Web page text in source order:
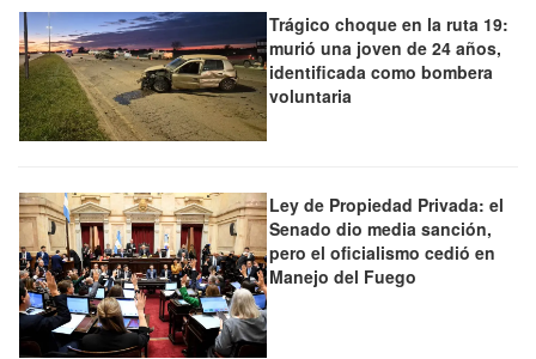
Trágico choque en la ruta 19:
murió una joven de 24 años,
identificada como bombera
voluntaria
Ley de Propiedad Privada: el
Senado dio media sanción,
pero el oficialismo cedió en
Manejo del Fuego